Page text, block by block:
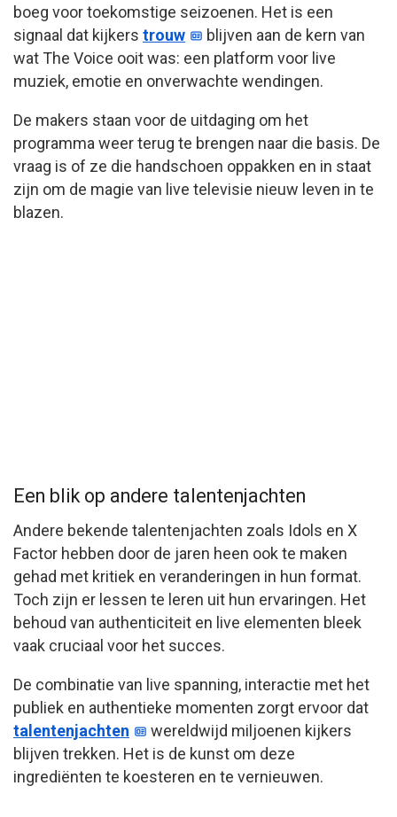
boeg voor toekomstige seizoenen. Het is een
signaal dat kijkers trouw
blijven aan de kern van
wat The Voice ooit was: een platform voor live
muziek, emotie en onverwachte wendingen.
De makers staan voor de uitdaging om het
programma weer terug te brengen naar die basis. De
vraag is of ze die handschoen oppakken en in staat
zijn om de magie van live televisie nieuw leven in te
blazen.
Een blik op andere talentenjachten
Andere bekende talentenjachten zoals Idols en X
Factor hebben door de jaren heen ook te maken
gehad met kritiek en veranderingen in hun format.
Toch zijn er lessen te leren uit hun ervaringen. Het
behoud van authenticiteit en live elementen bleek
vaak cruciaal voor het succes.
De combinatie van live spanning, interactie met het
publiek en authentieke momenten zorgt ervoor dat
talentenjachten
wereldwijd miljoenen kijkers
blijven trekken. Het is de kunst om deze
ingrediënten te koesteren en te vernieuwen.